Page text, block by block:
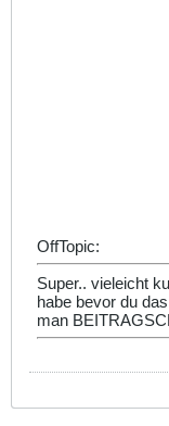
OffTopic:
Super.. vieleicht
habe bevor du
man